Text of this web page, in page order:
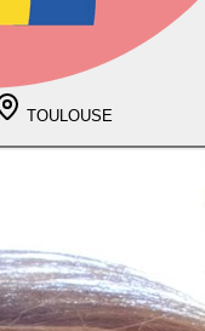
TOULOUSE